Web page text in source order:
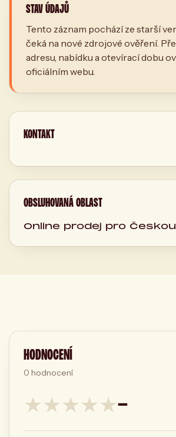
STAV ÚDAJŮ
Tento záznam pochází ze starší
čeká na nové zdrojové ověření.
adresu, nabídku a otevírací dobu
oficiálním webu.
KONTAKT
OBSLUHOVANÁ OBLAST
Online prodej pro
HODNOCENÍ
0 hodnocení
★★★★★—